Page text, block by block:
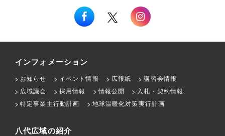
インフォメーション
お知らせ イベント情報 広報紙
講習会情報
広域議会
採用情報 情報公開
入札・契約情報
特定事業主行動計画
地球温暖化対策実行計画
八代広域の紹介